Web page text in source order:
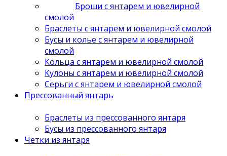
Броши с янтарем и ювелирной
смолой
Браслеты с янтарем и ювелирной смолой
Бусы и колье с янтарем и ювелирной
смолой
Кольца с янтарем и ювелирной смолой
Кулоны с янтарем и ювелирной смолой
Серьги с янтарем и ювелирной смолой
Прессованный янтарь
Браслеты из прессованного янтаря
Бусы из прессованного янтаря
Четки из янтаря